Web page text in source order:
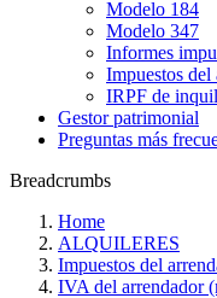
Modelo 184
Modelo 347
Informes
Impuestos del
IRPF de
Gestor patrimonial
Preguntas más
Breadcrumbs
Home
ALQUILERES
Impuestos del
IVA del arrendador